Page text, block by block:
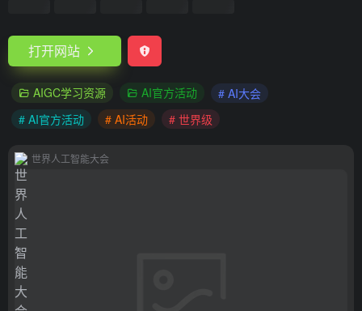
打开网站
AIGC学习资源 AI官方活动
# AI大会
# AI官方活动
# AI活动 # 世界级
世界人工智能大会